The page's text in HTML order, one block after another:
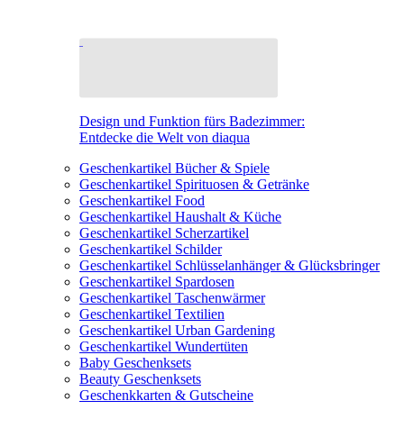
Design und Funktion fürs Badezimmer:
Entdecke die Welt von diaqua
Geschenkartikel Bücher & Spiele
Geschenkartikel Spirituosen & Getränke
Geschenkartikel Food
Geschenkartikel Haushalt & Küche
Geschenkartikel Scherzartikel
Geschenkartikel Schilder
Geschenkartikel Schlüsselanhänger & Glücksbringer
Geschenkartikel Spardosen
Geschenkartikel Taschenwärmer
Geschenkartikel Textilien
Geschenkartikel Urban Gardening
Geschenkartikel Wundertüten
Baby Geschenksets
Beauty Geschenksets
Geschenkkarten & Gutscheine